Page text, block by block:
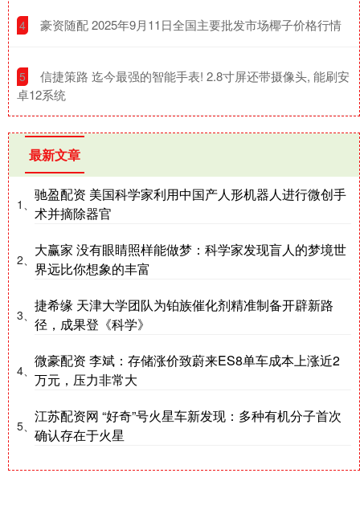
4 ​豪资随配 2025年9月11日全国主要批发市场椰子价格行情
5
​信捷策路 迄今最强的智能手表! 2.8寸屏还带摄像头, 能刷安
卓12系统
最新文章
1、
驰盈配资 美国科学家利用中国产人形机器人进行微创手
术并摘除器官
2、
大赢家 没有眼睛照样能做梦：科学家发现盲人的梦境世
界远比你想象的丰富
3、
捷希缘 天津大学团队为铂族催化剂精准制备开辟新路
径，成果登《科学》
4、
微豪配资 李斌：存储涨价致蔚来ES8单车成本上涨近2
万元，压力非常大
5、
江苏配资网 “好奇”号火星车新发现：多种有机分子首次
确认存在于火星